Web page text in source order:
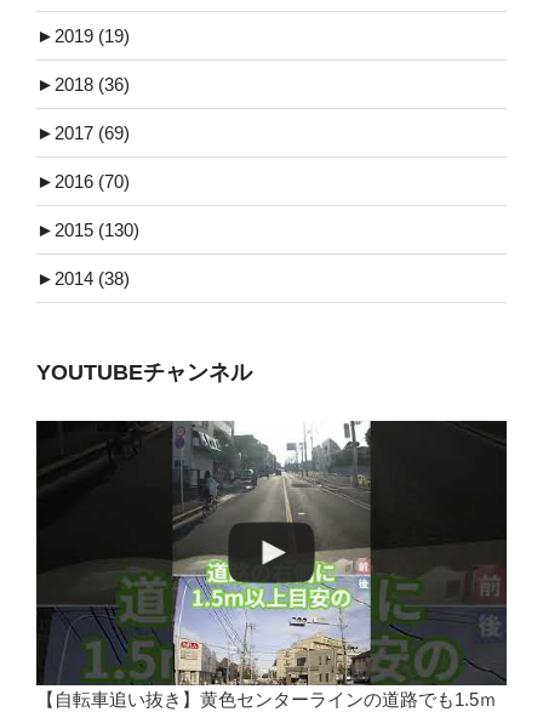
► 2019 (19)
► 2018 (36)
► 2017 (69)
► 2016 (70)
► 2015 (130)
► 2014 (38)
YOUTUBEチャンネル
【自転車追い抜き】黄色センターラインの道路でも1.5ｍ